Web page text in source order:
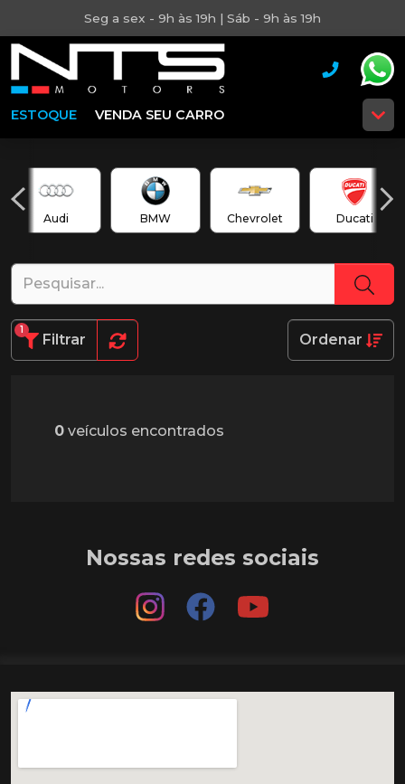
Seg a sex - 9h às 19h | Sáb - 9h às 19h
ESTOQUE VENDA SEU CARRO
Audi BMW Chevrolet Ducati
Filtrar
1
Ordenar
0 veículos encontrados
Nossas redes sociais